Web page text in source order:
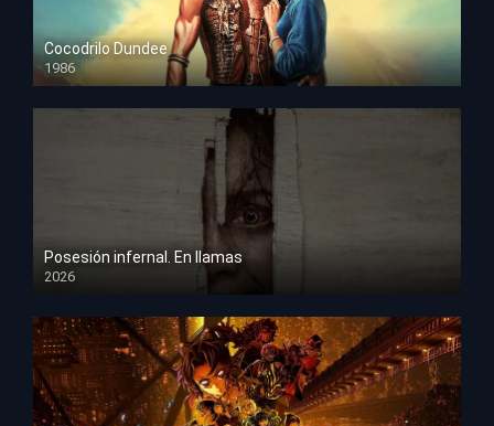
Cocodrilo Dundee
1986
HD 1080p
Posesión infernal. En llamas
2026
HD 1080p